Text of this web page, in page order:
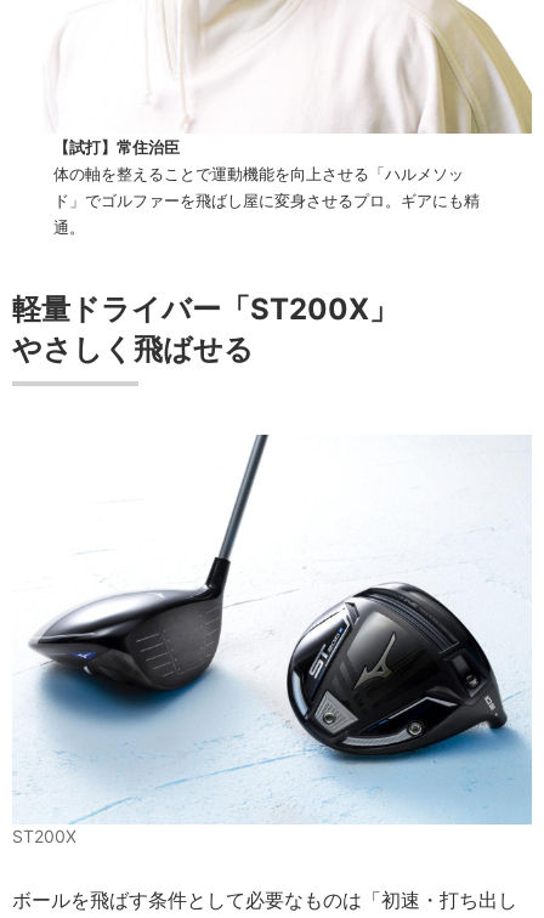
【試打】常住治臣
体の軸を整えることで運動機能を向上させる「ハルメソッ
ド」でゴルファーを飛ばし屋に変身させるプロ。ギアにも精
通。
軽量ドライバー「ST200X」
やさしく飛ばせる
ST200X
ボールを飛ばす条件として必要なものは「初速・打ち出し